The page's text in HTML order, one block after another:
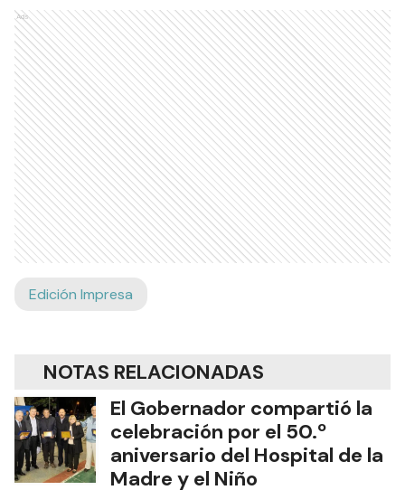
Ads
Edición Impresa
NOTAS RELACIONADAS
El Gobernador compartió la
celebración por el 50.º
aniversario del Hospital de la
Madre y el Niño